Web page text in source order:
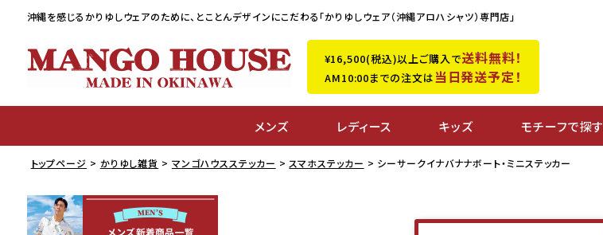
沖縄を感じるかりゆしウェアのために、 とことんデザインにこだわる「かりゆしウェア（沖縄アロハシャツ）専門店」
¥16,500(税込)以上ご購入で送料無料！
AM10:00までの注文は当日発送予定！
メンズ レディース キッズ モチーフで探す
トップページ かりゆし雑貨 マンゴハウスステッカー スマホステッカー シーサークイナバナナボート・ミニステッカー